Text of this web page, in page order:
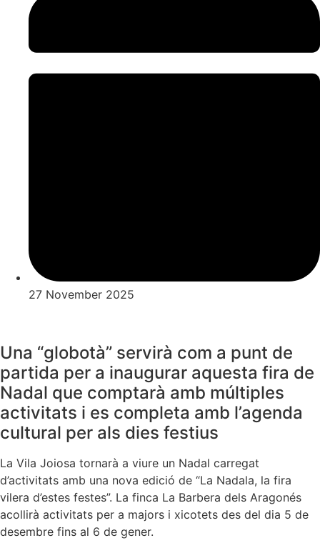
27 November 2025
Una “globotà” servirà com a punt de
partida per a inaugurar aquesta fira de
Nadal que comptarà amb múltiples
activitats i es completa amb l’agenda
cultural per als dies festius
La Vila Joiosa tornarà a viure un Nadal carregat
d’activitats amb una nova edició de “La Nadala, la fira
vilera d’estes festes”. La finca La Barbera dels Aragonés
acollirà activitats per a majors i xicotets des del dia 5 de
desembre fins al 6 de gener.